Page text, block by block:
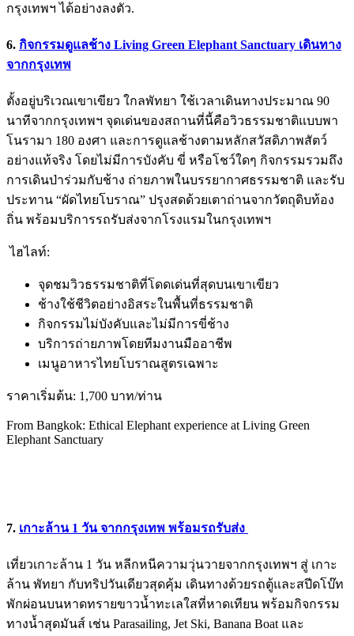
กรุงเทพฯ ได้อย่างลงตัว.
6. กิจกรรมดูแลช้าง Living Green Elephant Sanctuary เดินทาง
จากกรุงเทพ
ตั้งอยู่บริเวณเขาเขียว ใกลพัทยา ใช้เวลาเดินทางประมาณ 90
นาทีจากกรุงเทพฯ จุดเด่นของสถานที่นี้คือวิวธรรมชาติแบบพา
โนรามา 180 องศา และการดูแลช้างตามหลักสวัสดิภาพสัตว์
อย่างแท้จริง โดยไม่มีการบังคับ ขี่ หรือโชว์ใดๆ กิจกรรมรวมถึง
การเดินป่าร่วมกับช้าง ถ่ายภาพในบรรยากาศธรรมชาติ และรับ
ประทาน “ผัดไทยโบราณ” ปรุงสดด้วยเตาถ่านจากวัตถุดิบท้อง
ถิ่น พร้อมบริการรถรับส่งจากโรงแรมในกรุงเทพฯ
ไฮไลท์:
จุดชมวิวธรรมชาติที่โดดเด่นที่สุดบนเขาเขียว
ช้างใช้ชีวิตอย่างอิสระในพื้นที่ธรรมชาติ
กิจกรรมไม่บังคับและไม่มีการขี่ช้าง
บริการถ่ายภาพโดยทีมงานมืออาชีพ
เมนูอาหารไทยโบราณสูตรเฉพาะ
ราคาเริ่มต้น: 1,700 บาท/ท่าน
From Bangkok: Ethical Elephant experience at Living Green
Elephant Sanctuary
7. เกาะล้าน 1 วัน จากกรุงเทพ พร้อมรถรับส่ง
เที่ยวเกาะล้าน 1 วัน หลีกหนีความวุ่นวายจากกรุงเทพฯ สู่ เกาะ
ล้าน พัทยา กับทริปวันเดียวสุดคุ้ม เดินทางด้วยรถตู้และสปีดโบ๊ท
พักผ่อนบนหาดทรายขาวน้ำทะเลใสที่หาดเทียน พร้อมกิจกรรม
ทางน้ำสุดมันส์ เช่น Parasailing, Jet Ski, Banana Boat และ